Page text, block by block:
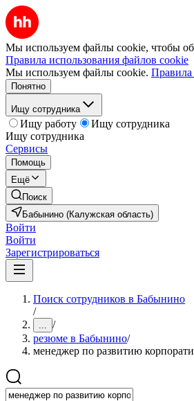
Мы используем файлы cookie, чтобы
Правила использования файлов cookie
Мы используем файлы cookie. Правила
Понятно
Ищу сотрудника
Ищу работу
Ищу сотрудника
Ищу сотрудника
Сервисы
Помощь
Ещё
Поиск
Бабынино (Калужская область)
Войти
Войти
Зарегистрироваться
Поиск сотрудников в Бабынино
/
... /
резюме в Бабынино/
менеджер по развитию